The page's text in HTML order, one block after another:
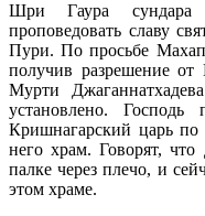
Шри Гаура сундара
проповедовать славу
Пури. По просьбе
получив разрешение
Мурти
установлено. Господь
Кришнагарский царь
него храм. Говорят,
палке через плечо, и
этом храме.